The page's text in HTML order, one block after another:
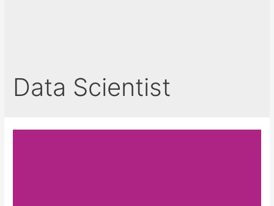
Data Scientist